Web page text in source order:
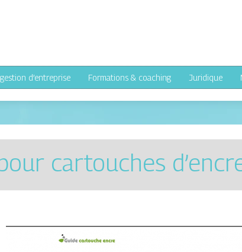
d’entreprise Formations & coaching Juridique
cartouches